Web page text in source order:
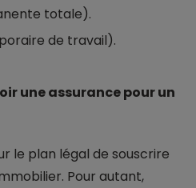
totale).
de travail).
une assurance pour un
le plan légal de souscrire
Pour autant,